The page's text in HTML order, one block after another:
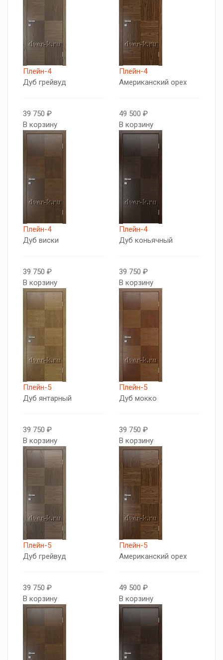
Плейн-4
Дуб грейвуд
39 750 ₽
В корзину
Плейн-4
Американский орех
49 500 ₽
В корзину
Плейн-4
Дуб виски
39 750 ₽
В корзину
Плейн-4
Дуб коньячный
39 750 ₽
В корзину
Плейн-5
Дуб янтарный
39 750 ₽
В корзину
Плейн-5
Дуб мокко
39 750 ₽
В корзину
Плейн-5
Дуб грейвуд
39 750 ₽
В корзину
Плейн-5
Американский орех
49 500 ₽
В корзину